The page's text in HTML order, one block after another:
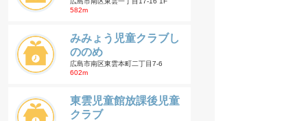
582m
みみょう児童クラブし
ののめ
広島市南区東雲本町二丁目7-6
602m
東雲児童館放課後児童
クラブ